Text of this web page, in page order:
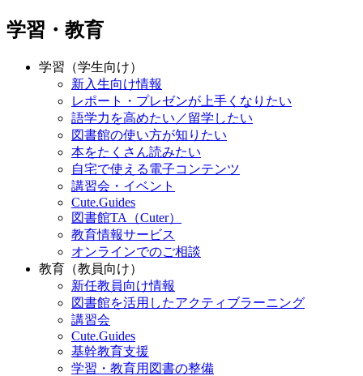
学習・教育
学習（学生向け）
新入生向け情報
レポート・プレゼンが上手くなりたい
語学力を高めたい／留学したい
図書館の使い方が知りたい
本をたくさん読みたい
自宅で使える電子コンテンツ
講習会・イベント
Cute.Guides
図書館TA（Cuter）
教育情報サービス
オンラインでのご相談
教育（教員向け）
新任教員向け情報
図書館を活用したアクティブラーニング
講習会
Cute.Guides
基幹教育支援
学習・教育用図書の整備